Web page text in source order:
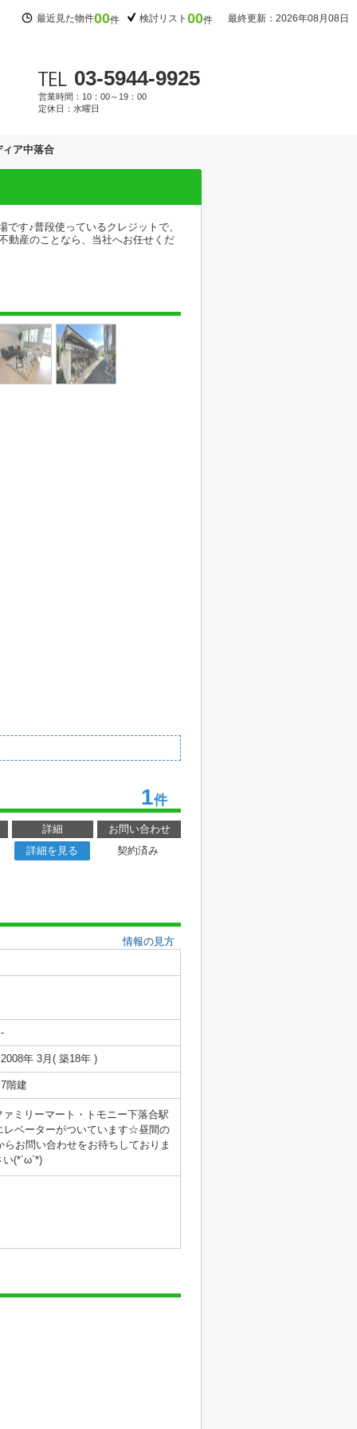
最近見た物件00件 検討リスト 00件 最終更新：2026年08月08日
03-5944-9925
営業時間：10：00～19：00
定休日：水曜日
ィア中落合
す♪普段使っているクレジットで、
動産のことなら、当社へお任せくだ
1件
詳細
お問い合わせ
詳細を見る
契約済み
情報の見方
-
2008年 3月( 築18年 )
7階建
ミリーマート・トモニー下落合駅
レベーターがついています☆昼間の
お問い合わせをお待ちしておりま
(*´ω`*)